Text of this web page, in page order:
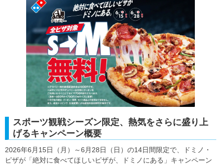
スポーツ観戦シーズン限定、熱気をさらに盛り上
げるキャンペーン概要
2026年6月15日（月）～6月28日（日）の14日間限定で、ドミノ・
ピザが「絶対に食べてほしいピザが、ドミノにある」キャンペーン